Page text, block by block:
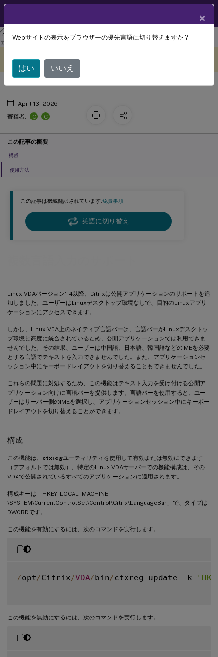
リナックス バーチャル デリバリー エージェント
Linux仮想配信エージ
ェント 2411
この記事は機械翻訳されています.免責事項
英語に切り替え
Linux VDAバージョン1.4以降、Citrixは公開アプリケーションのサポートを追
加しました。ユーザーはLinuxデスクトップ環境なしで、目的のLinuxアプリ
ケーションにアクセスできます。
しかし、Linux VDA上のネイティブ言語バーは、言語バーがLinuxデスクトッ
プ環境と高度に統合されているため、公開アプリケーションでは利用できま
せんでした。その結果、ユーザーは中国語、日本語、韓国語などのIMEを必要
とする言語でテキストを入力できませんでした。また、アプリケーションセ
ッション中にキーボードレイアウトを切り替えることもできませんでした。
これらの問題に対処するため、この機能はテキスト入力を受け付ける公開ア
プリケーション向けに言語バーを提供します。言語バーを使用すると、ユー
ザーはサーバー側のIMEを選択し、アプリケーションセッション中にキーボー
ドレイアウトを切り替えることができます。
構成
この機能は、 ctxregユーティリティを使用して有効または無効にできます
（デフォルトでは無効）。特定のLinux VDAサーバーでの機能構成は、その
VDAで公開されているすべてのアプリケーションに適用されます。
構成キーは「HKEY_LOCAL_MACHINE
\SYSTEM\CurrentControlSet\Control\Citrix\LanguageBar」で、タイプは
DWORDです。
この機能を有効にするには、次のコマンドを実行します。
/opt /Citrix/VDA/bin/ctxreg update - k
この機能を無効にするには、次のコマンドを実行します。
翻訳されています。
複数言語入力のサポート
April 13, 2026
寄稿者:
C C
この記事の概要
構成
使用方法
×
Webサイトの表示をブラウザーの優先言語に切り替えますか ?
はい いいえ